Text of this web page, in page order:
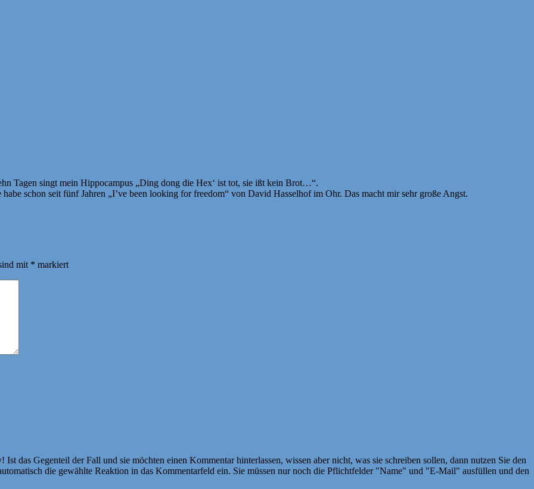
Tagen singt mein Hippocampus „Ding dong die Hex‘ ist tot, sie ißt kein Brot…“.
schon seit fünf Jahren „I’ve been looking for freedom“ von David Hasselhof im Ohr. Das macht mir sehr große Angst.
mit * markiert
das Gegenteil der Fall und sie möchten einen Kommentar hinterlassen, wissen aber nicht, was sie schreiben sollen, dann nutzen Sie den
die gewählte Reaktion in das Kommentarfeld ein. Sie müssen nur noch die Pflichtfelder "Name" und "E-Mail" ausfüllen und den